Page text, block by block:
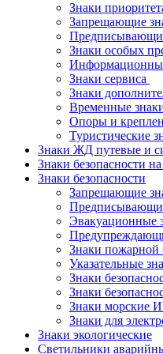
Знаки
Запрещающие
Знаки особых
Знаки сервиса
Знаки
Временные
Опоры и
Туристические
Знаки ЖД путевые и
Знаки безопасности
Знаки безопасности
Запрещающие
Эвакуационные
Знаки пожарной
Указательные
Знаки
Знаки
Знаки морские
Знаки для
Знаки экологические
Светильники